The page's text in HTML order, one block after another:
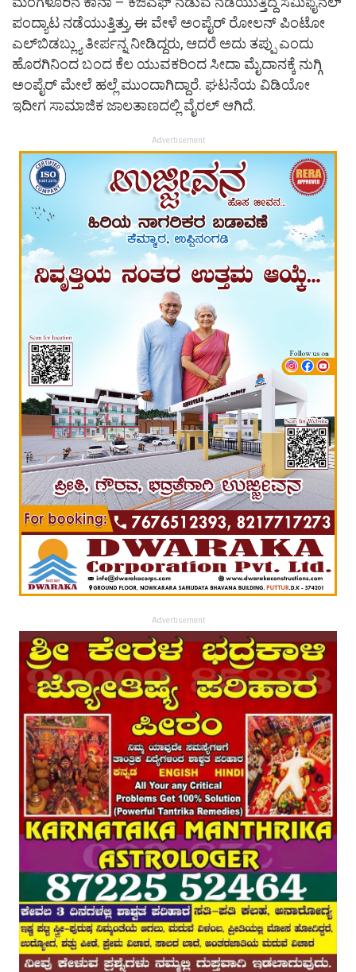
ಪಂದ್ಯಾಟ ನಡೆಯುತ್ತಿತ್ತು, ಈ ವೇಳೆ ಅಂಪೈರ್ ರೋಲನ್ ಪಿಂಟೋ
ಎಲ್‍ಬಿಡಬ್ಲ್ಯು ತೀರ್ಪನ್ನ ನೀಡಿದ್ದರು, ಆದರೆ ಅದು ತಪ್ಪು ಎಂದು
ಹೊರಗಿನಿಂದ ಬಂದ ಕೆಲ ಯುವಕರಿಂದ ಸೀದಾ ಮೈದಾನಕ್ಕೆ ನುಗ್ಗಿ
ಅಂಪೈರ್ ಮೇಲೆ ಹಲ್ಲೆ ಮುಂದಾಗಿದ್ದಾರೆ. ಘಟನೆಯ ವಿಡಿಯೋ
ಇದೀಗ ಸಾಮಾಜಿಕ ಜಾಲತಾಣದಲ್ಲಿ ವೈರಲ್ ಆಗಿದೆ.
Advertisement
Advertisement